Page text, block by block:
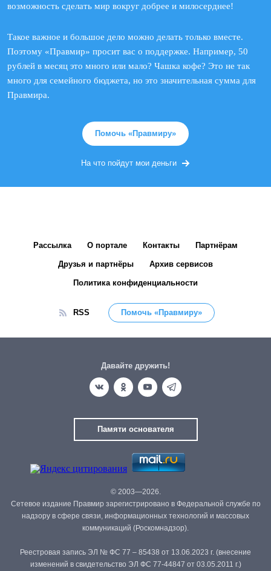
возможность сделать мир вокруг добрее и милосерднее!
Такое важное и большое дело можно делать только вместе.
Поэтому «Правмир» просит вас о поддержке. Например, 50
рублей в месяц это много или мало? Чашка кофе? Это не так
много для семейного бюджета, но это значительная сумма для
Правмира.
Помочь «Правмиру»
На что пойдут мои деньги
Рассылка О портале Контакты Партнёрам
Друзья и партнёры Архив сервисов
Политика конфиденциальности
RSS Помочь «Правмиру»
Давайте дружить!
Памяти основателя
© 2003—2026.
Сетевое издание Правмир зарегистрировано в Федеральной службе по
надзору в сфере связи, информационных технологий и массовых
коммуникаций (Роскомнадзор).
Реестровая запись ЭЛ № ФС 77 – 85438 от 13.06.2023 г. (внесение
изменений в свидетельство ЭЛ ФС 77-44847 от 03.05.2011 г.)